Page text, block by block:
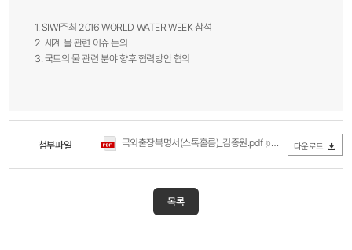
1. SIWI주최 2016 WORLD WATER WEEK 참석
2. 세계 물 관련 이슈 논의
3. 국토의 물 관련 분야 향후 협력방안 협의​
첨부파일 국외출장복명서(스톡홀름)_김종원.pdf (0Byte / 다운로드 242회) 다운로드
목록